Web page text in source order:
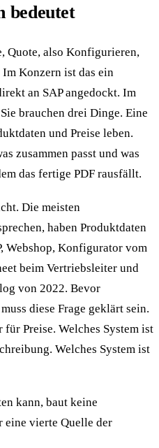
bedeutet
Quote, also Konfigurieren,
Konzern ist das ein
an SAP angedockt. Im
brauchen drei Dinge. Eine
und Preise leben.
zusammen passt und was
das fertige PDF rausfällt.
Die meisten
haben Produktdaten
Webshop, Konfigurator vom
beim Vertriebsleiter und
von 2022. Bevor
diese Frage geklärt sein.
Preise. Welches System ist
Welches System ist
kann, baut keine
eine vierte Quelle der